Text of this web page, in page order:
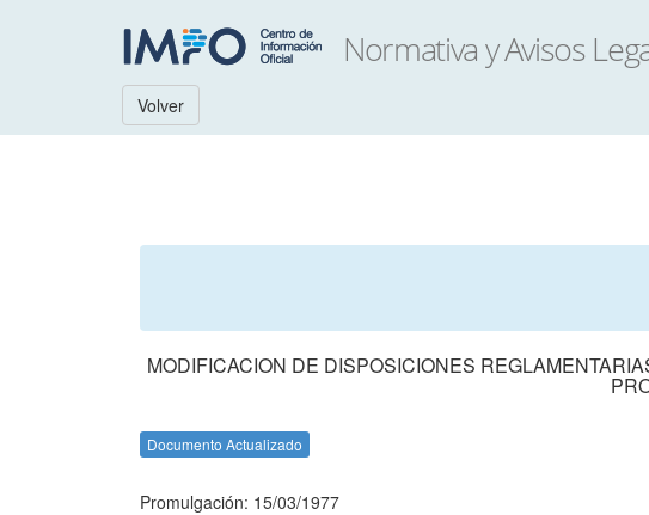
Volver
MODIFICACION DE DISPOSICIONES
Documento Actualizado
Promulgación: 15/03/1977